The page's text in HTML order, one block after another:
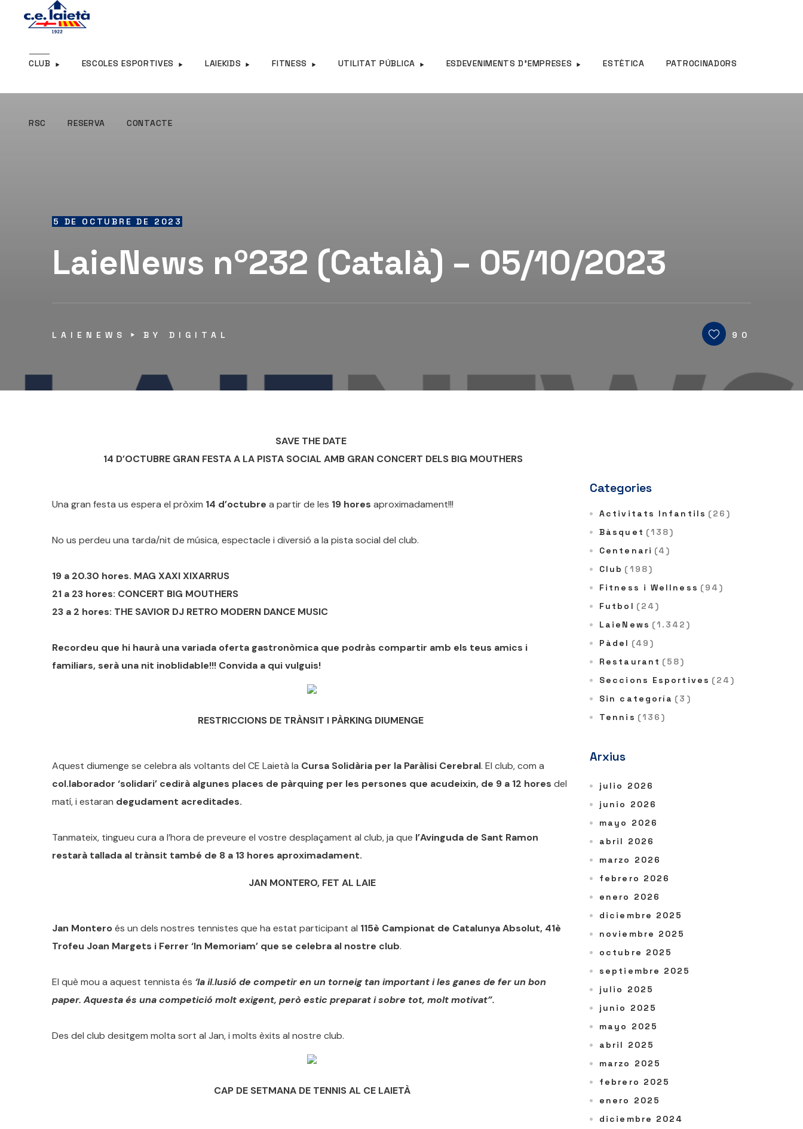
CLUB ESCOLES ESPORTIVES LAIEKIDS FITNESS UTILITAT PÚBLICA ESDEVENIMENTS D’EMPRESES ESTÈTICA PATROCINADORS
RSC RESERVA CONTACTE
RSC RESERVA
5 DE OCTUBRE DE 2023
LaieNews nº232 (Català) – 05/10/2023
LAIENEWS BY DIGITAL 90
SAVE THE DATE
14 D’OCTUBRE GRAN FESTA A LA PISTA SOCIAL AMB GRAN CONCERT DELS BIG MOUTHERS
Una gran festa us espera el pròxim 14 d’octubre a partir de les 19 hores aproximadament!!!
No us perdeu una tarda/nit de música, espectacle i diversió a la pista social del club.
19 a 20.30 hores. MAG XAXI XIXARRUS
21 a 23 hores: CONCERT BIG MOUTHERS
23 a 2 hores: THE SAVIOR DJ RETRO MODERN DANCE MUSIC
Recordeu que hi haurà una variada oferta gastronòmica que podràs compartir amb els teus amics i
familiars, serà una nit inoblidable!!! Convida a qui vulguis!
RESTRICCIONS DE TRÀNSIT I PÀRKING DIUMENGE
Aquest diumenge se celebra als voltants del CE Laietà la Cursa Solidària per la Paràlisi Cerebral. El club, com a
col.laborador ‘solidari’ cedirà algunes places de pàrquing per les persones que acudeixin, de 9 a 12 hores del
matí, i estaran degudament acreditades.
Tanmateix, tingueu cura a l’hora de preveure el vostre desplaçament al club, ja que l’Avinguda de Sant Ramon
restarà tallada al trànsit també de 8 a 13 hores aproximadament.
JAN MONTERO, FET AL LAIE
Jan Monteroés un dels nostres tennistes que ha estat participant al 115è Campionat de Catalunya Absolut, 41è
Trofeu Joan Margets i Ferrer ‘In Memoriam’ que se celebra al nostre club.
El què mou a aquest tennista és ‘la il.lusió de competir en un torneig tan important i les ganes de fer un bon
paper. Aquesta és una competició molt exigent, però estic preparat i sobre tot, molt motivat”.
Des del club desitgem molta sort al Jan, i molts èxits al nostre club.
CAP DE SETMANA DE TENNIS AL CE LAIETÀ
Categories
Activitats Infantils (26)
Bàsquet (138)
Centenari (4)
Club (198)
Fitness i Wellness (94)
Futbol (24)
LaieNews (1.342)
Pàdel (49)
Restaurant (58)
Seccions Esportives (24)
Sin categoría (3)
Tennis (136)
Arxius
julio 2026
junio 2026
mayo 2026
abril 2026
marzo 2026
febrero 2026
enero 2026
diciembre 2025
noviembre 2025
octubre 2025
septiembre 2025
julio 2025
junio 2025
mayo 2025
abril 2025
marzo 2025
febrero 2025
enero 2025
diciembre 2024